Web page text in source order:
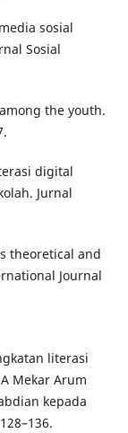
sosial
Sosial
the youth.
digital
Jurnal
theoretical and
Journal
literasi
Mekar Arum
kepada